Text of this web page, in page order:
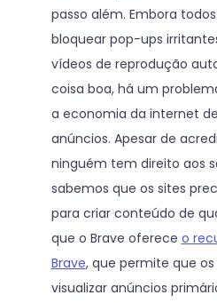
passo além. Embora
bloquear pop-ups
vídeos de reprodução
coisa boa, há um
a economia da internet
anúncios. Apesar de
ninguém tem direito aos
sabemos que os sites
para criar conteúdo de
que o Brave oferece o
Brave, que permite que
visualizar anúncios